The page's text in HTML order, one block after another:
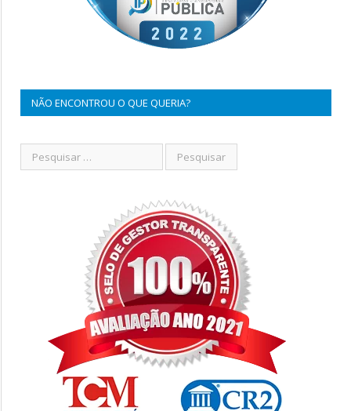
NÃO ENCONTROU O QUE QUERIA?